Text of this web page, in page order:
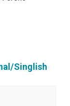
Singlish